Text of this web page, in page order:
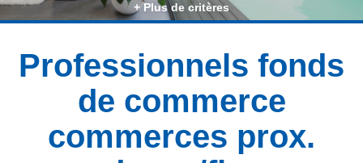
+ Plus de critères
Professionnels fonds
de commerce
commerces prox.